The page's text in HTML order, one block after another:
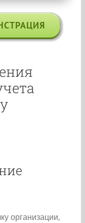
организации,